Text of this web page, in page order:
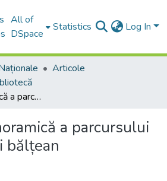
All of
DSpace
Statistics Log In
Articole
O viziune panoramică a parcursului cercetătorului bălțean
a parcursului
bălțean